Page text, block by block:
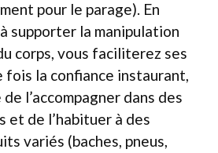
pour le parage). En
supporter la manipulation
corps, vous faciliterez ses
fois la confiance instaurant,
l’accompagner dans des
et de l’habituer à des
variés (baches, pneus,